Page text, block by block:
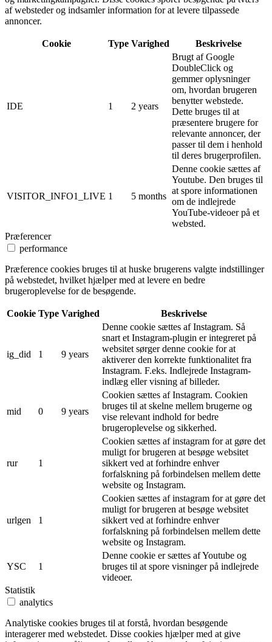
af websteder og indsamler information for at levere tilpassede
annoncer.
Cookie Type Varighed Beskrivelse
IDE 1 2 years
Brugt af Google
DoubleClick og
gemmer oplysninger
om, hvordan brugeren
benytter webstede.
Dette bruges til at
præsentere brugere for
relevante annoncer, der
passer til dem i henhold
til deres brugerprofilen.
VISITOR_INFO1_LIVE 1 5 months
Denne cookie sættes af
Youtube. Den bruges til
at spore informationen
om de indlejrede
YouTube-videoer på et
websted.
Præferencer
performance
Præference cookies bruges til at huske brugerens valgte indstillinger
på webstedet, hvilket hjælper med at levere en bedre
brugeroplevelse for de besøgende.
Cookie Type Varighed Beskrivelse
ig_did 1 9 years
Denne cookie sættes af Instagram. Så
snart et Instagram-plugin er integreret på
websitet sørger denne cookie for at
aktiverer den korrekte funktionalitet fra
Instagram. F.eks. Indlejrede Instagram-
indlæg eller visning af billeder.
mid 0 9 years
Cookien sættes af Instagram. Cookien
bruges til at skelne mellem brugerne og
vise relevant indhold for bedre
brugeroplevelse og sikkerhed.
rur 1
Cookien sættes af instagram for at gøre det
muligt for brugeren at besøge websitet
sikkert ved at forhindre enhver
forfalskning på forbindelsen mellem dette
website og Instagram.
urlgen 1
Cookien sættes af instagram for at gøre det
muligt for brugeren at besøge websitet
sikkert ved at forhindre enhver
forfalskning på forbindelsen mellem dette
website og Instagram.
YSC 1
Denne cookie er sættes af Youtube og
bruges til at spore visninger på indlejrede
videoer.
Statistik
analytics
Analytiske cookies bruges til at forstå, hvordan besøgende
interagerer med webstedet. Disse cookies hjælper med at give